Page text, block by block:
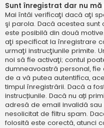
Sunt înregistrat dar nu
Mai întâi verificaţi dacă aţi
şi parola. Dacă acestea
este posibilă din două
aţi specificat la înregistrare
urmaţi instrucţiunile primite.
noi să fie activaţi; contul
dumneavoastră personal,
de a vă putea autentifica,
timpul înregistrării. Dacă a
instrucțiunile. Dacă nu ați
adresă de email invalidă
nesolicitat de filtru spam.
folosită este corectă, atunci